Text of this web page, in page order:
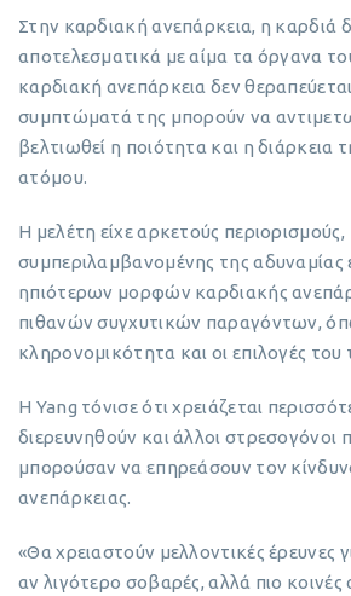
Στην καρδιακή ανεπάρκεια, η καρδιά
αποτελεσματικά με αίμα τα όργανα
καρδιακή ανεπάρκεια δεν
συμπτώματά της μπορούν να
βελτιωθεί η ποιότητα και η διάρκεια
ατόμου.
Η μελέτη είχε αρκετούς περιορισμούς,
συμπεριλαμβανομένης της αδυναμίας
ηπιότερων μορφών καρδιακής
πιθανών συγχυτικών παραγόντων,
κληρονομικότητα και οι επιλογές
Η Yang τόνισε ότι χρειάζεται
διερευνηθούν και άλλοι στρεσογόνοι
μπορούσαν να επηρεάσουν τον
ανεπάρκειας.
«Θα χρειαστούν μελλοντικές έρευνες
αν λιγότερο σοβαρές, αλλά πιο